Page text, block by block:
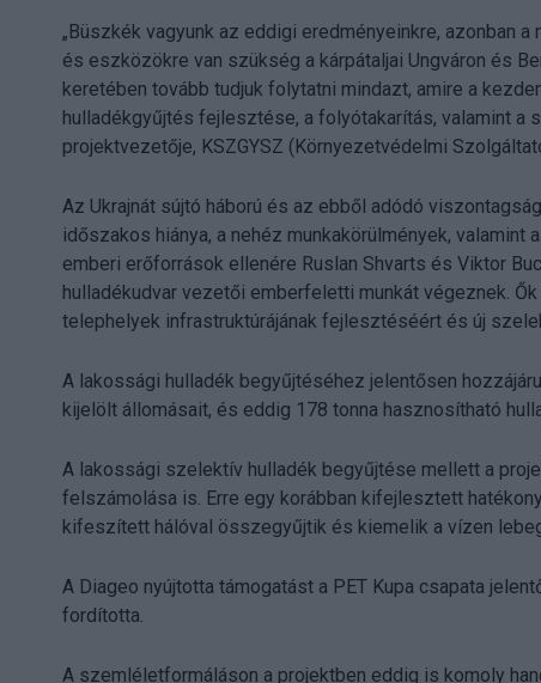
„Büszkék vagyunk az eddigi eredményeinkre, azonban
és eszközökre van szükség a kárpátaljai Ungváron és
keretében tovább tudjuk folytatni mindazt, amire a
hulladékgyűjtés fejlesztése, a folyótakarítás, valamint a
projektvezetője, KSZGYSZ (Környezetvédelmi
Az Ukrajnát sújtó háború és az ebből adódó
időszakos hiánya, a nehéz munkakörülmények,
emberi erőforrások ellenére Ruslan Shvarts és Viktor
hulladékudvar vezetői emberfeletti munkát végeznek.
telephelyek infrastruktúrájának fejlesztéséért és új
A lakossági hulladék begyűjtéséhez jelentősen
kijelölt állomásait, és eddig 178 tonna hasznosítható
A lakossági szelektív hulladék begyűjtése mellett a
felszámolása is. Erre egy korábban kifejlesztett
kifeszített hálóval összegyűjtik és kiemelik a vízen
A Diageo nyújtotta támogatást a PET Kupa csapata
fordította.
A szemléletformáláson a projektben eddig is komoly